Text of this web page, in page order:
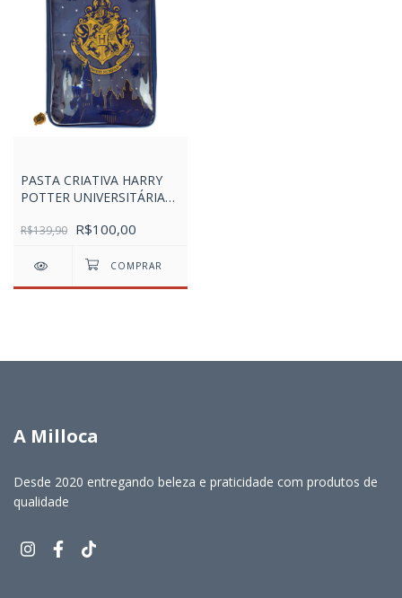
PASTA CRIATIVA HARRY
POTTER UNIVERSITÁRIA
R$139,90 R$100,00
A Milloca
Desde 2020 entregando beleza e praticidade com produtos de
qualidade